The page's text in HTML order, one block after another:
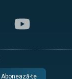
Abonează-te